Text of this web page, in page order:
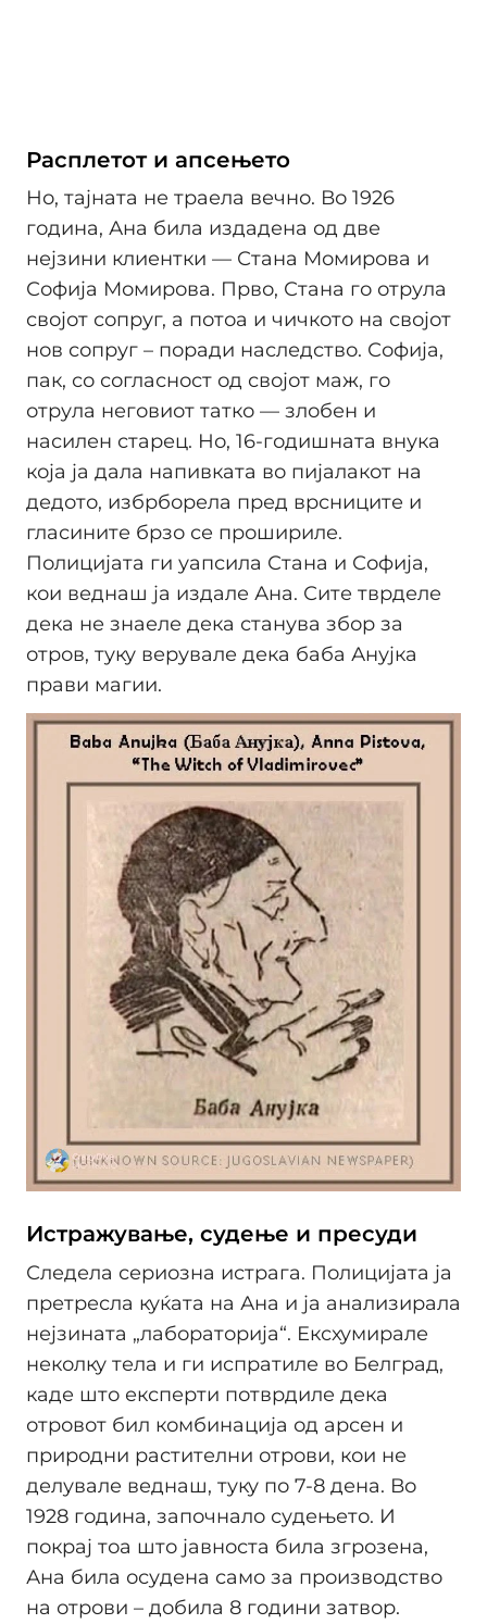
Расплетот и апсењето
Но, тајната не траела вечно. Во 1926
година, Ана била издадена од две
нејзини клиентки — Стана Момирова и
Софија Момирова. Прво, Стана го отрула
својот сопруг, а потоа и чичкото на својот
нов сопруг – поради наследство. Софија,
пак, со согласност од својот маж, го
отрула неговиот татко — злобен и
насилен старец. Но, 16-годишната внука
која ја дала напивката во пијалакот на
дедото, избрборела пред врсниците и
гласините брзо се прошириле.
Полицијата ги уапсила Стана и Софија,
кои веднаш ја издале Ана. Сите тврделе
дека не знаеле дека станува збор за
отров, туку верувале дека баба Анујка
прави магии.
Истражување, судење и пресуди
Следела сериозна истрага. Полицијата ја
претресла куќата на Ана и ја анализирала
нејзината „лабораторија“. Ексхумирале
неколку тела и ги испратиле во Белград,
каде што експерти потврдиле дека
отровот бил комбинација од арсен и
природни растителни отрови, кои не
делувале веднаш, туку по 7-8 дена. Во
1928 година, започнало судењето. И
покрај тоа што јавноста била згрозена,
Ана била осудена само за производство
на отрови – добила 8 години затвор.